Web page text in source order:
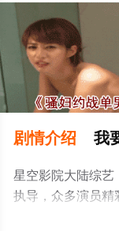
剧情介绍 我
星空影院大陆综艺
执导，众多演员精
无删减完整版综